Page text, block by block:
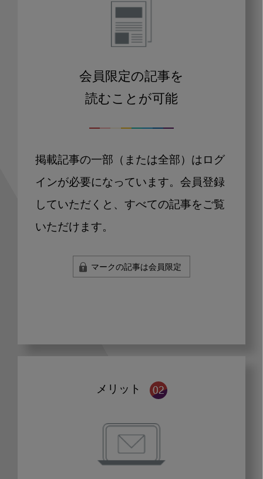
会員限定の記事を
読むことが可能
掲載記事の一部（または全部）はログ
インが必要になっています。会員登録
していただくと、すべての記事をご覧
いただけます。
マークの記事は会員限定
メリット